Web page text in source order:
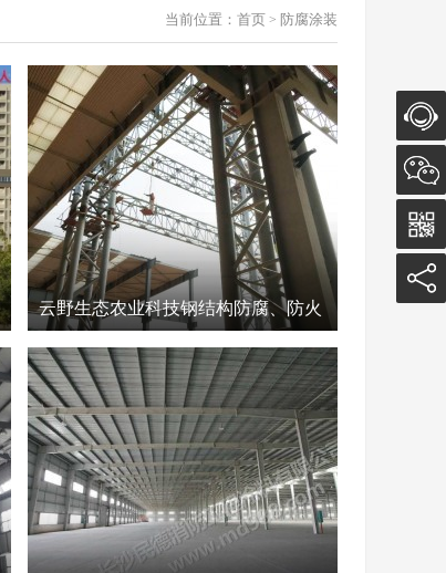
当前位置： 首页 > 防腐涂装
云野生态农业科技钢结构防腐、防火
涂料涂装工程
在线客
服